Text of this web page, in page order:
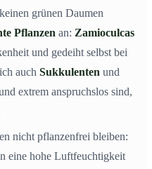
grünen Daumen
Pflanzen an: Zamioculcas
und gedeiht selbst bei
auch Sukkulenten und
extrem anspruchslos sind,
nicht pflanzenfrei bleiben:
eine hohe Luftfeuchtigkeit